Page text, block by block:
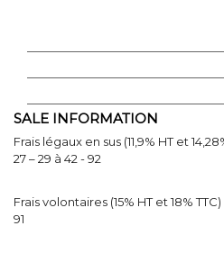
SALE INFORMATION
Frais légaux en sus (11,9% HT et
27 – 29 à 42 - 92
Frais volontaires (15% HT et 18%
91